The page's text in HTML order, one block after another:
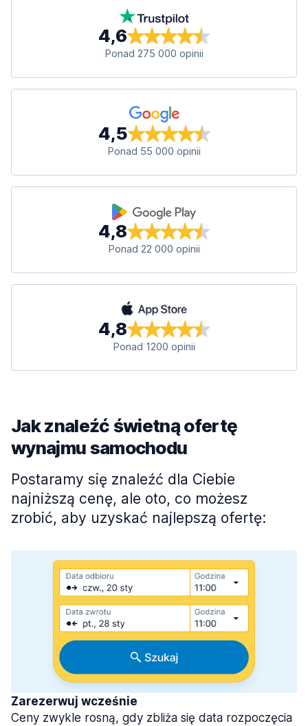
4,6
Ponad 275 000 opinii
4,5
Ponad 55 000 opinii
4,8
Ponad 22 000 opinii
4,8
Ponad 1200 opinii
Jak znaleźć świetną ofertę
wynajmu samochodu
Postaramy się znaleźć dla Ciebie
najniższą cenę, ale oto, co możesz
zrobić, aby uzyskać najlepszą ofertę:
Zarezerwuj wcześnie
Ceny zwykle rosną, gdy zbliża się data rozpoczęcia